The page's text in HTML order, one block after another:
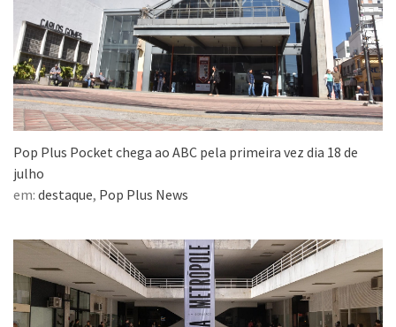
Pop Plus Pocket chega ao ABC pela primeira vez dia 18 de
julho
em: destaque, Pop Plus News